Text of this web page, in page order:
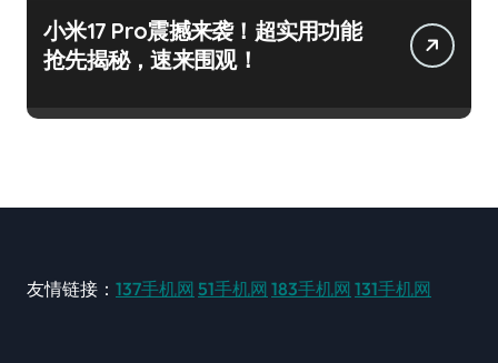
小米17 Pro震撼来袭！超实用功能
抢先揭秘，速来围观！
友情链接： 137手机网 51手机网 183手机网 131手机网